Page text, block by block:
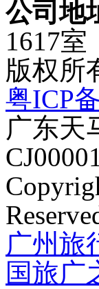
公司地
1617
版权所
粤ICP
广东天
广州旅
国旅广